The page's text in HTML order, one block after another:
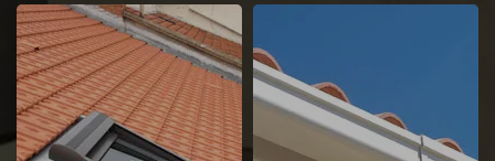
Couvreur 31
Etanchéité de
faitage et faitière